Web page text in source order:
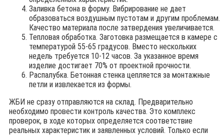
Заливка бетона в форму. Вибрирование не дает
образоваться воздушным пустотам и другим проблемам.
Качество материала после затвердения увеличивается.
Тепловая обработка. Заготовка размещается в камере с
температурой 55-65 градусов. Вместо нескольких
недель требуется 10-12 часов. За указанное время
изделие достигает 70% от проектной прочности.
Распалубка. Бетонная стенка цепляется за монтажные
петли и извлекается из формы.
ЖБИ не сразу отправляются на склад. Предварительно
необходимо провести контроль качества. Это комплекс
проверок, в ходе которых определяется соответствие
реальных характеристик и заявленных условий. Только если